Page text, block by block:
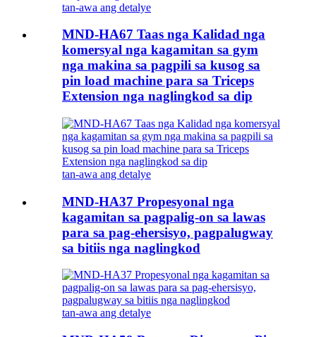
tan-awa ang detalye
MND-HA67 Taas nga Kalidad nga
komersyal nga kagamitan sa gym
nga makina sa pagpili sa kusog sa
pin load machine para sa Triceps
Extension nga naglingkod sa dip
tan-awa ang detalye
MND-HA37 Propesyonal nga
kagamitan sa pagpalig-on sa lawas
para sa pag-ehersisyo, pagpalugway
sa bitiis nga naglingkod
tan-awa ang detalye